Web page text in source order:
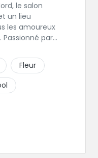
le salon
un lieu
les amoureux
par
Fleur